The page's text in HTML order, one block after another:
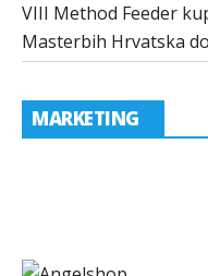
VIII Method Feeder
Masterbih Hrvatska
MARKETING